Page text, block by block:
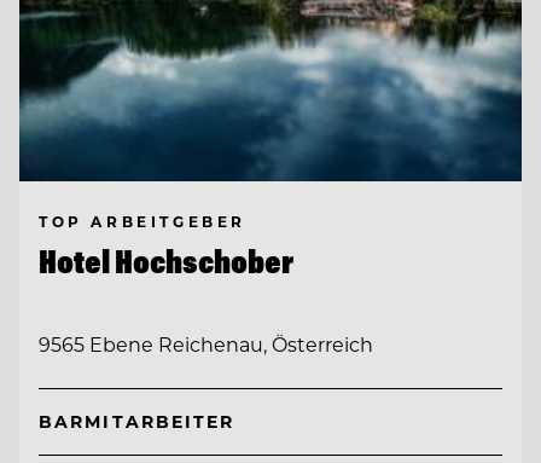
TOP ARBEITGEBER
Hotel Hochschober
9565 Ebene Reichenau, Österreich
BARMITARBEITER